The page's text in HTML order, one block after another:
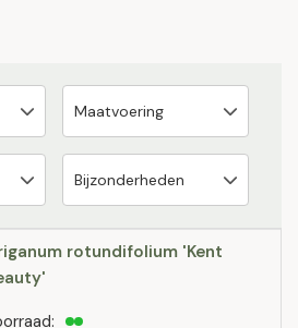
rotundifolium 'Kent